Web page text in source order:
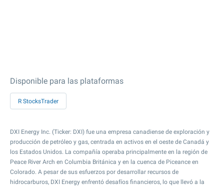
Disponible para las plataformas
R StocksTrader
DXI Energy Inc. (Ticker: DXI) fue una empresa canadiense de exploración y
producción de petróleo y gas, centrada en activos en el oeste de Canadá y
los Estados Unidos. La compañía operaba principalmente en la región de
Peace River Arch en Columbia Británica y en la cuenca de Piceance en
Colorado. A pesar de sus esfuerzos por desarrollar recursos de
hidrocarburos, DXI Energy enfrentó desafíos financieros, lo que llevó a la